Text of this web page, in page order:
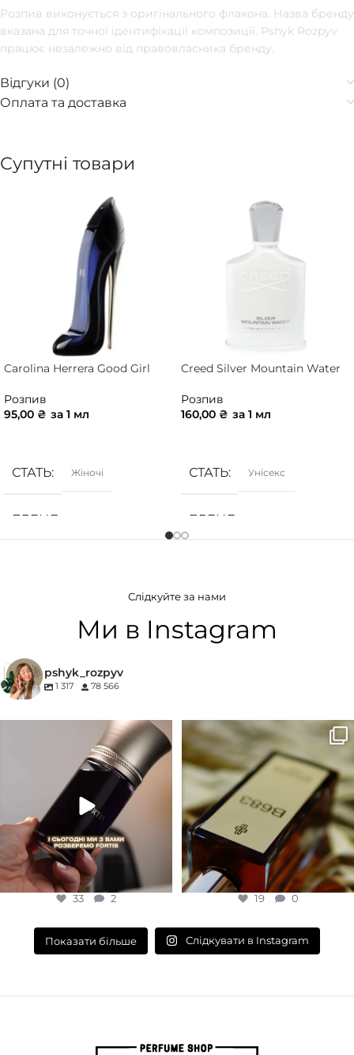
Розпив виконується з оригінального флакона. Назва бренду
вказана для точної ідентифікації композиції. Pshyk Rozpyv
працює незалежно від правовласника бренду.
Відгуки (0)
Оплата та доставка
Супутні товари
Carolina Herrera Good Girl
Розпив
95,00 ₴ за 1 мл
СТАТЬ Жіночі
БРЕНД
Пряні Солодкі
КОНЦЕНТРАЦІЯ
Creed Silver Mountain Water
Розпив
160,00 ₴ за 1 мл
СТАТЬ Унісекс
БРЕНД
Слідкуйте за нами
Ми в Instagram
pshyk_rozpyv
1 317 78 566
Для замовлення переходьте на
сайт або в Instagram...
33 2
33 2
Marc-Antoine Barrois B683 - це
запах вечора в
19
19 0
Показати більше Слідкувати в Instagram